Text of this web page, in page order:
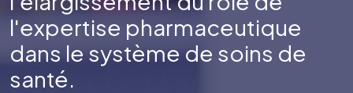
l'expertise pharmaceutique
dans le système de soins de
santé.